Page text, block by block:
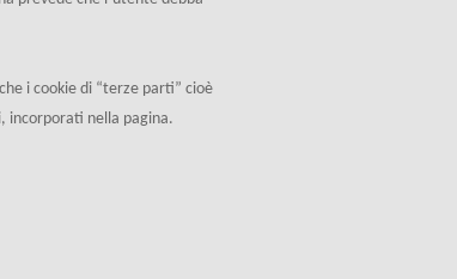
i cookie di “terze parti” cioè
incorporati nella pagina.